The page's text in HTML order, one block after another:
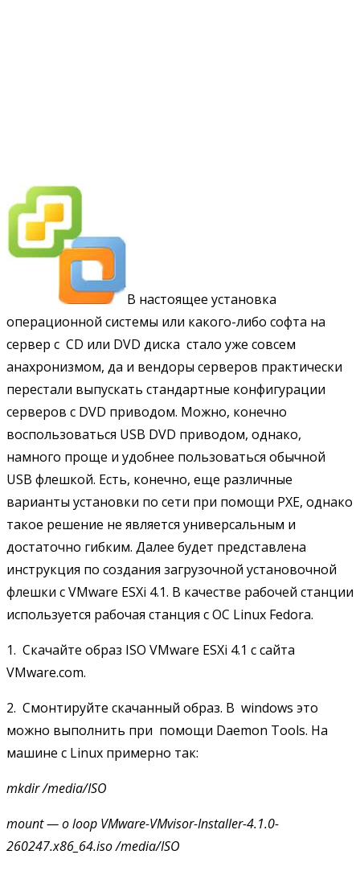
В настоящее установка
операционной системы или какого-либо софта на
сервер с CD или DVD диска стало уже совсем
анахронизмом, да и вендоры серверов практически
перестали выпускать стандартные конфигурации
серверов с DVD приводом. Можно, конечно
воспользоваться USB DVD приводом, однако,
намного проще и удобнее пользоваться обычной
USB флешкой. Есть, конечно, еще различные
варианты установки по сети при помощи PXE, однако
такое решение не является универсальным и
достаточно гибким. Далее будет представлена
инструкция по создания загрузочной установочной
флешки с VMware ESXi 4.1. В качестве рабочей станции
используется рабочая станция с ОС Linux Fedora.
1. Скачайте образ ISO VMware ESXi 4.1 с сайта
VMware.com.
2. Смонтируйте скачанный образ. В windows это
можно выполнить при помощи Daemon Tools. На
машине с Linux примерно так:
mkdir/media/ISO
mount— o loop VMware-VMvisor-Installer-4.1.0-
260247.x86_64.iso /media/ISO